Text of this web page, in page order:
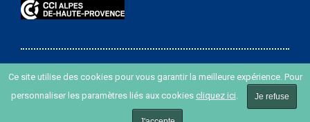
Copyright ©-Agence de développement des Alpes de
Haute Provence-Création de site internet agence Oyopi
Plan du site-Mentions légales
Ce site utilise des cookies pour vous garantir la meilleure expérience. Pour
personnaliser les paramètres liés aux cookies cliquez ici. Je refuse